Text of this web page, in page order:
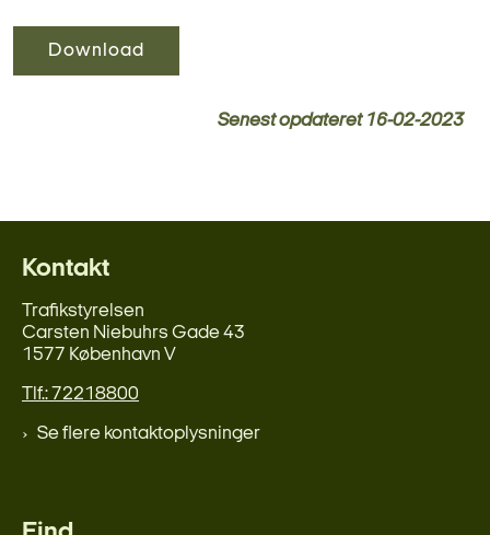
Download
Senest opdateret 16-02-2023
Kontakt
Trafikstyrelsen
Carsten Niebuhrs Gade 43
1577 København V
Tlf.: 72218800
Se flere kontaktoplysninger